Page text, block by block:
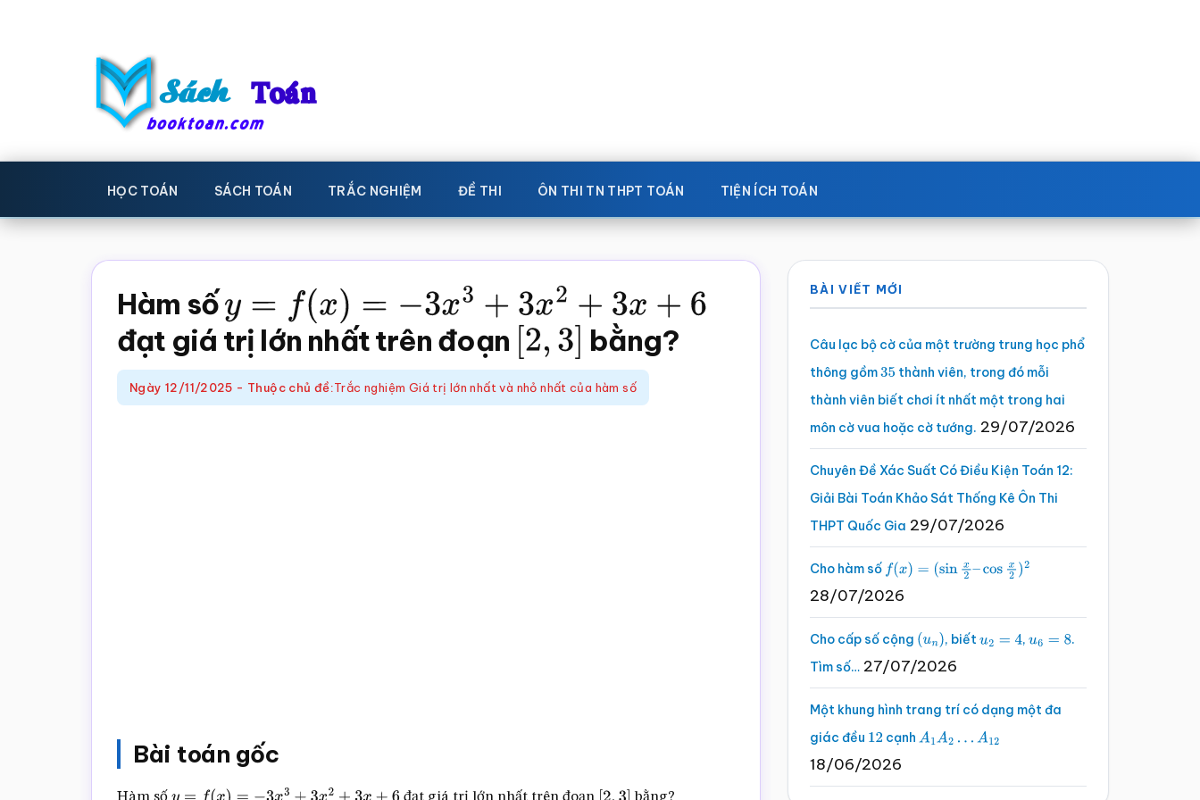
Sách
Toán
-
Học
toán
Học
toán,
toán,
Sách
khoa
Toán,
trắc
HỌC TOÁN SÁCH TOÁN TRẮC NGHIỆM ĐỀ THI ÔN THI TN THPT TOÁN TIỆN ÍCH TOÁN
Hàm sốy=f( x)=− 3x 3+3x2 +3 x+6
đạt giá trị lớn nhất trên đoạn [2, 3 bằng?
Ngày 12/11/2025 - Thuộc chủ đề:Trắc nghiệm Giá trị lớn nhất và nhỏ nhất của hàm số
Bài toán gốc
Sidebar
chính
BÀI VIẾT MỚI
Câu lạc bộ cờ của một trường trung học phổ
thông gồm35 thành viên, trong đó mỗi
thành viên biết chơi ít nhất một trong hai
môn cờ vua hoặc cờ tướng. 29/07/2026
Chuyên Đề Xác Suất Có Điều Kiện Toán 12:
Giải Bài Toán Khảo Sát Thống Kê Ôn Thi
THPT Quốc Gia 29/07/2026
Cho hàm số f(x)=(sinx2 –cosx2 )2
28/07/2026
Cho cấp số cộng (un), biếtu2 =4 , u6 =8
.
Tìm số… 27/07/2026
Một khung hình trang trí có dạng một đa
giác đều 12 cạnh A1A2…A 12
18/06/2026